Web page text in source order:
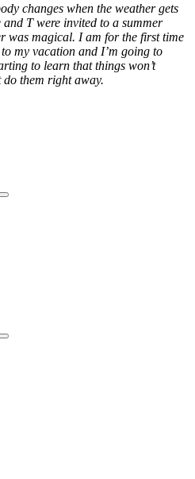
changes when the weather gets
T were invited to a summer
was magical. I am for the first time
my vacation and I’m going to
to learn that things won’t
do them right away.
Search
Search